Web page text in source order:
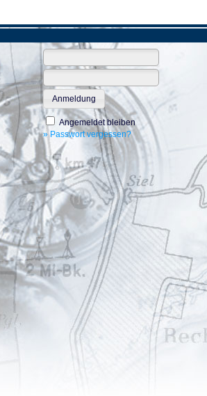
Anmeldung
Angemeldet bleiben
» Passwort vergessen?